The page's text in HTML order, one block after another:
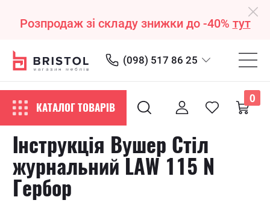
Розпродаж зі складу знижки до -40% тут
(098) 517 86 25
КАТАЛОГ ТОВАРІВ
0
Інструкція Вушер Стіл
журнальний LAW 115 N
Гербор